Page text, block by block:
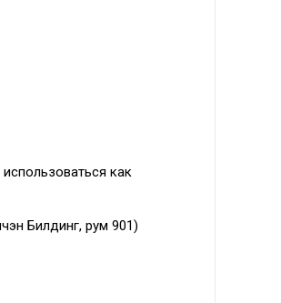
как
Билдинг, рум 901)